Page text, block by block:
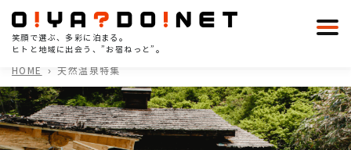
笑顔で選ぶ、多彩に泊まる。
ヒトと地域に出会う、”お宿ねっと”。
HOME 天然温泉特集